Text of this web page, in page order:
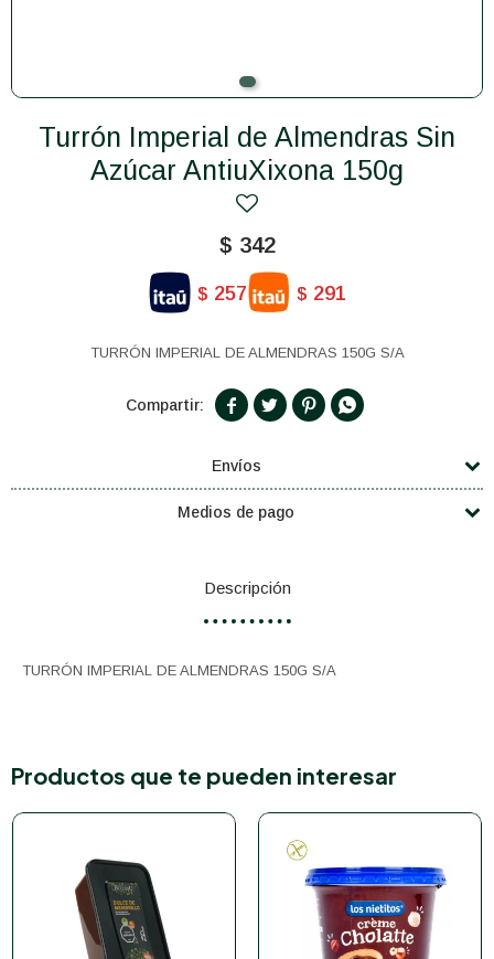
Turrón Imperial de Almendras Sin
Azúcar AntiuXixona 150g
$ 342
$ 257 $ 291
TURRÓN IMPERIAL DE ALMENDRAS 150G S/A
   
Envíos
Medios de pago
Descripción
TURRÓN IMPERIAL DE ALMENDRAS 150G S/A
Productos que te pueden interesar